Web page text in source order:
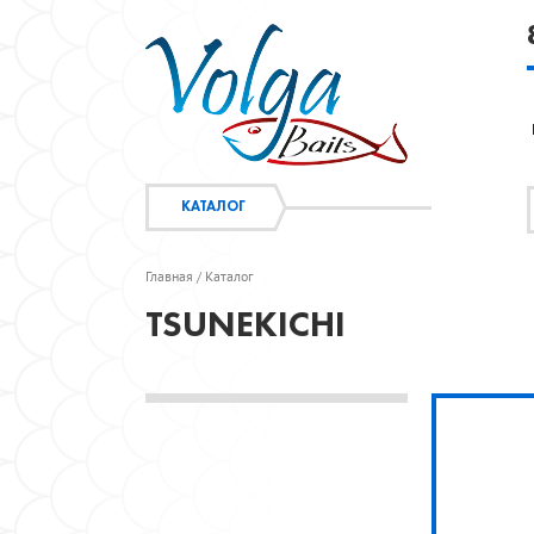
КАТАЛОГ
Главная / Каталог
TSUNEKICHI